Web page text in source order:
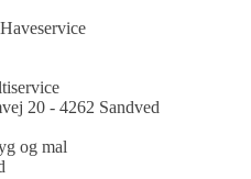
20 - 4262 Sandved
og mal